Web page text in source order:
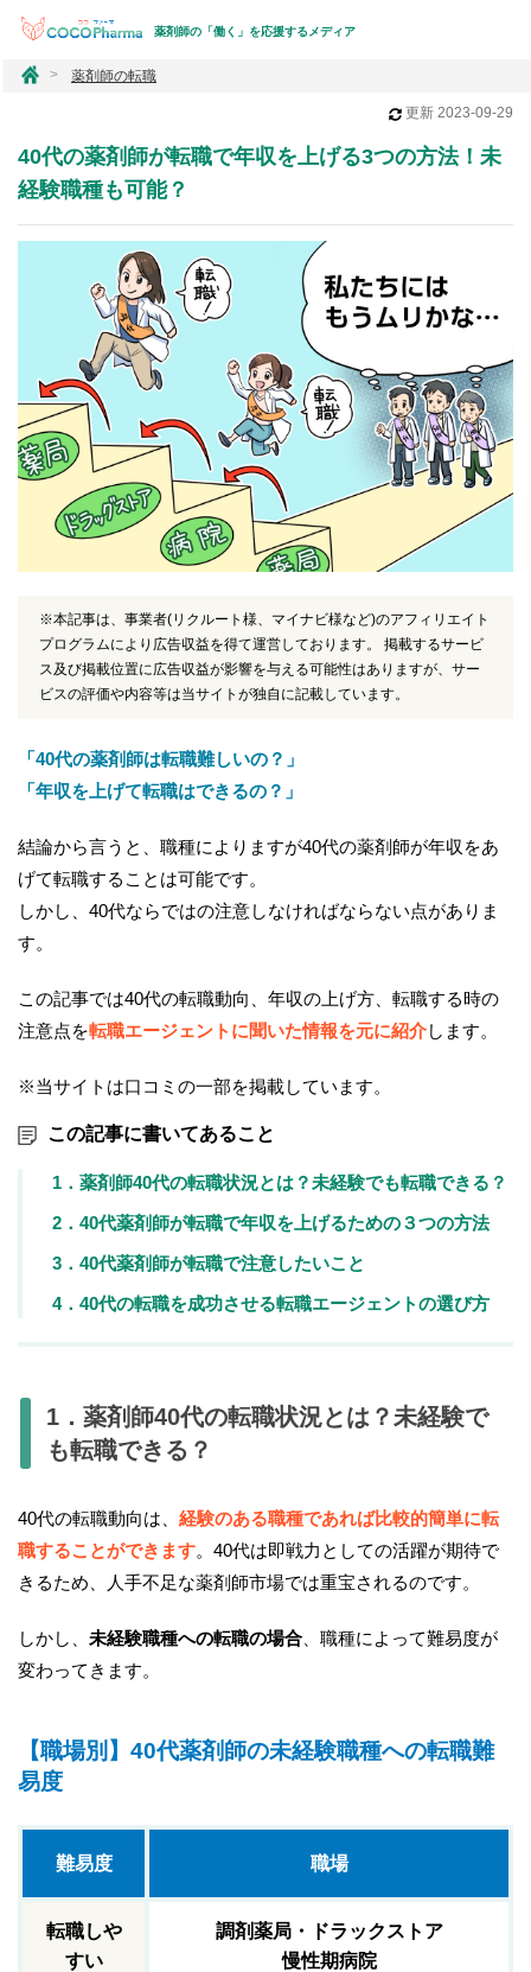
薬剤師の「働く」を応援するメディア
コ
ー
マ
薬剤師の転職
更新 2023-09-29
40代の薬剤師が転職で年収を上げる3つの方法！未
経験職種も可能？
※本記事は、事業者(リクルート様、マイナビ様など)のアフィリエイト
プログラムにより広告収益を得て運営しております。 掲載するサービ
ス及び掲載位置に広告収益が影響を与える可能性はありますが、サー
ビスの評価や内容等は当サイトが独自に記載しています。
「40代の薬剤師は転職難しいの？」
「年収を上げて転職はできるの？」
結論から言うと、職種によりますが40代の薬剤師が年収をあ
げて転職することは可能です。
しかし、40代ならではの注意しなければならない点がありま
す。
この記事では40代の転職動向、年収の上げ方、転職する時の
注意点を転職エージェントに聞いた情報を元に紹介します。
※当サイトは口コミの一部を掲載しています。
この記事に書いてあること
1．薬剤師40代の転職状況とは？未経験でも転職できる？
2．40代薬剤師が転職で年収を上げるための３つの方法
3．40代薬剤師が転職で注意したいこと
4．40代の転職を成功させる転職エージェントの選び方
1．薬剤師40代の転職状況とは？未経験で
も転職できる？
40代の転職動向は、 経験のある職種であれば比較的簡単に転
職することができます。40代は即戦力としての活躍が期待で
きるため、人手不足な薬剤師市場では重宝されるのです。
しかし、 未経験職種への転職の場合 、職種によって難易度が
変わってきます。
【職場別】40代薬剤師の未経験職種への転職難
易度
難易度 職場
転職しや
すい
調剤薬局・ドラックストア
慢性期病院